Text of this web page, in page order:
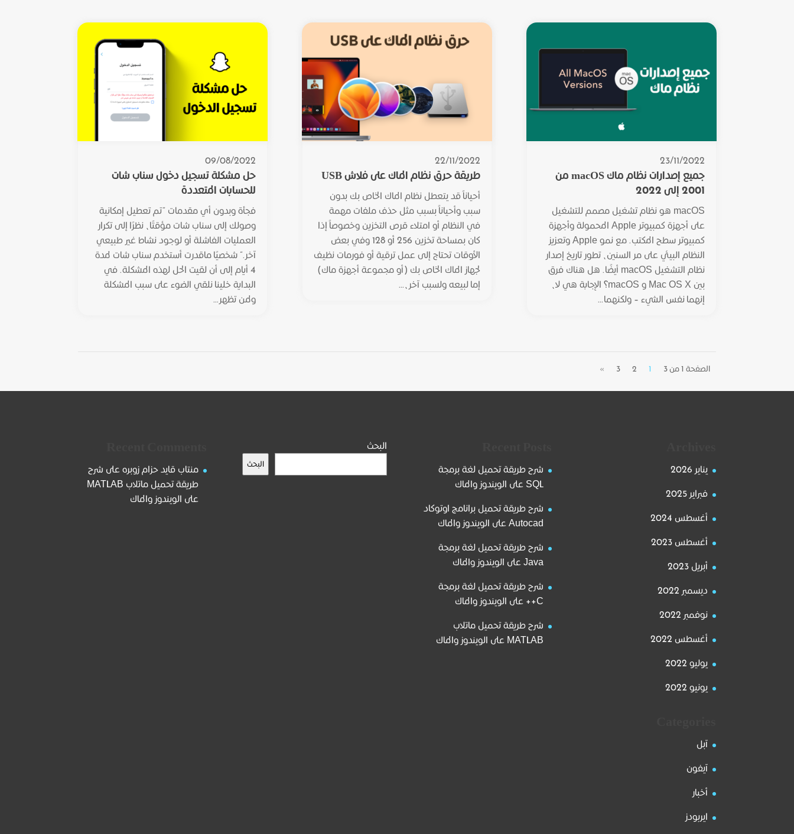
23/11/2022
جميع إصدارات نظام ماك macOS من
2001 إلى 2022
macOS هو نظام تشغيل مصمم للتشغيل
على أجهزة كمبيوتر Apple المحمولة وأجهزة
كمبيوتر سطح المكتب. مع نمو Apple وتعزيز
النظام البيئي على مر السنين، تطور تاريخ إصدار
نظام التشغيل macOS أيضًا. هل هناك فرق
بين Mac OS X و macOS؟ الإجابة هي لا،
إنهما نفس الشيء – ولكنهما...
22/11/2022
طريقة حرق نظام الماك على فلاش USB
أحياناً قد يتعطل نظام الماك الخاص بك بدون
سبب وأحياناً بسبب مثل حذف ملفات مهمة
في النظام أو امتلاء قرص التخزين وخصوصاً إذا
كان بمساحة تخزين 256 أو 128 وفي بعض
الأوقات تحتاج إلى عمل ترقية أو فورمات نظيف
لجهاز الماك الخاص بك (أو مجموعة أجهزة ماك)
إما لبيعه ولسبب آخر،...
09/08/2022
حل مشكلة تسجيل دخول سناب شات
للحسابات المتعددة
فجأة وبدون أي مقدمات “تم تعطيل إمكانية
وصولك إلى سناب شات مؤقتًا، نظرًا إلى تكرار
العمليات الفاشلة أو لوجود نشاط غير طبيعي
آخر.” شخصيًا ماقدرت أستخدم سناب شات لمدة
4 أيام إلى أن لقيت الحل لهذه المشكلة. في
البداية خلينا نلقي الضوء على سبب المشكلة
ولمن تظهر...
الصفحة 1 من 3 1
2
3
»
يناير 2026
فبراير 2025
أغسطس 2024
أغسطس 2023
أبريل 2023
ديسمبر 2022
نوفمبر 2022
أغسطس 2022
يوليو 2022
يونيو 2022
آبل
آيفون
أخبار
ايربودز
شرح طريقة تحميل لغة برمجة
SQL على الويندوز والماك
شرح طريقة تحميل برانامج اوتوكاد
Autocad على الويندوز والماك
شرح طريقة تحميل لغة برمجة
Java على الويندوز والماك
شرح طريقة تحميل لغة برمجة
C++ على الويندوز والماك
شرح طريقة تحميل ماتلاب
MATLAB على الويندوز والماك
البحث
البحث منتاب قايد حزام زوبرهعلى شرح
طريقة تحميل ماتلاب MATLAB
على الويندوز والماك